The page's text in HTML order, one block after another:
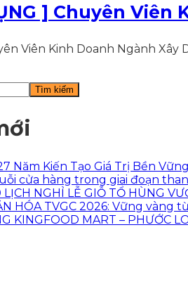
] Chuyên
Viên Kinh Doanh Ngành Xây
Tìm kiếm
Năm Kiến Tạo Giá Trị Bền
cửa hàng trong giai đoạn
NGHỈ LỄ GIỖ TỔ HÙNG
HÓA TVGC 2026: Vững vàng
KINGFOOD MART – PHƯỚC